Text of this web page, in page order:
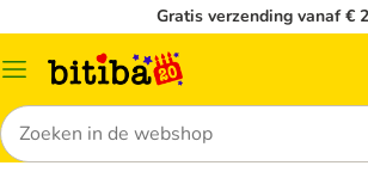
Gratis verzending vanaf €
Catalogusmenu
Zoeken